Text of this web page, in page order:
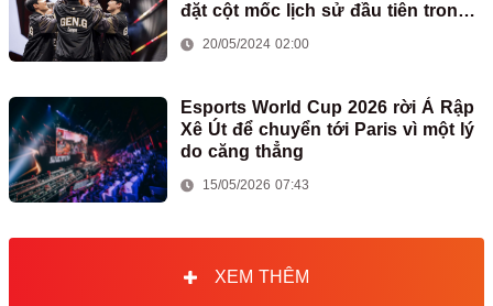
đặt cột mốc lịch sử đầu tiên trong
sự nghiệp
20/05/2024 02:00
Esports World Cup 2026 rời Ả Rập
Xê Út để chuyển tới Paris vì một lý
do căng thẳng
15/05/2026 07:43
XEM THÊM